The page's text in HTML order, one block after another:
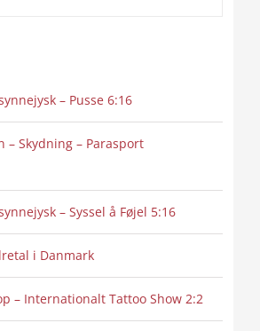
– Pusse 6:16
– Skydning – Parasport
– Syssel å Føjel 5:16
i Danmark
– Internationalt Tattoo Show 2:2